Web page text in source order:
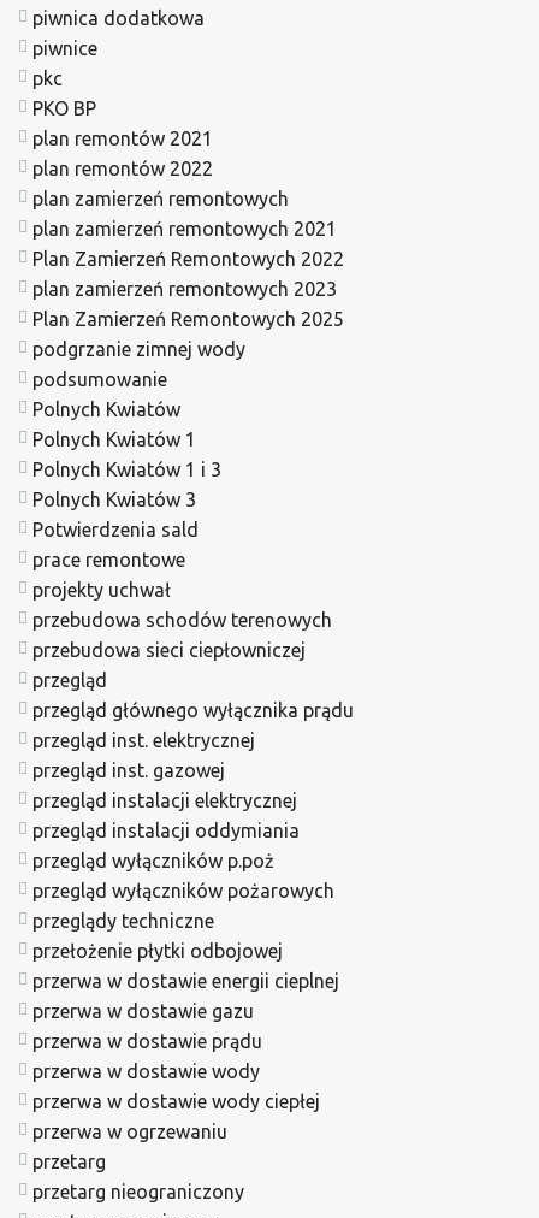
piwnica dodatkowa
piwnice
pkc
PKO BP
plan remontów 2021
plan remontów 2022
plan zamierzeń remontowych
plan zamierzeń remontowych 2021
Plan Zamierzeń Remontowych 2022
plan zamierzeń remontowych 2023
Plan Zamierzeń Remontowych 2025
podgrzanie zimnej wody
podsumowanie
Polnych Kwiatów
Polnych Kwiatów 1
Polnych Kwiatów 1 i 3
Polnych Kwiatów 3
Potwierdzenia sald
prace remontowe
projekty uchwał
przebudowa schodów terenowych
przebudowa sieci ciepłowniczej
przegląd
przegląd głównego wyłącznika prądu
przegląd inst. elektrycznej
przegląd inst. gazowej
przegląd instalacji elektrycznej
przegląd instalacji oddymiania
przegląd wyłączników p.poż
przegląd wyłączników pożarowych
przeglądy techniczne
przełożenie płytki odbojowej
przerwa w dostawie energii cieplnej
przerwa w dostawie gazu
przerwa w dostawie prądu
przerwa w dostawie wody
przerwa w dostawie wody ciepłej
przerwa w ogrzewaniu
przetarg
przetarg nieograniczony